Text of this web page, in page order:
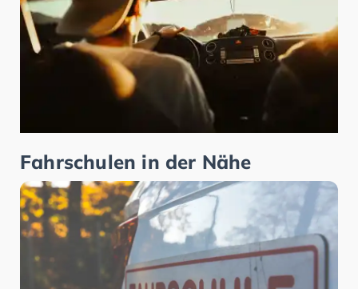
Fahrschulen in der Nähe